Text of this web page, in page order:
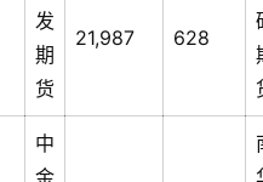
发
期
货
21,987 628
中
金